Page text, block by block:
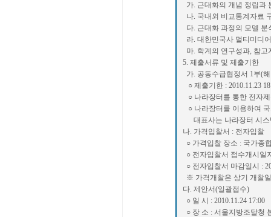
가. 근대화의 개념 정립과
나. 국내외 비교통계자료
다. 근대화 과정의 모델 분
라. 대한민국사 멀티미디
마. 학계의 연구성과, 참
5. 제출서류 및 제출기한
가. 공동수급협정서 1부(
○ 제출기한 : 2010.11.23
○ 나라장터를 통한 전자
○ 나라장터를 이용하여
대표사는 나라장터 시스
나. 가격입찰서 : 전자입찰
○ 가격입찰 장소 : 국가종
○ 전자입찰서 접수개시일
○ 전자입찰서 마감일시 :
※ 가격개찰은 상기 개찰
다. 제안서(일괄접수)
○ 일 시 : 2010.11.24 17:00
○ 장 소 : 서울지방조달청